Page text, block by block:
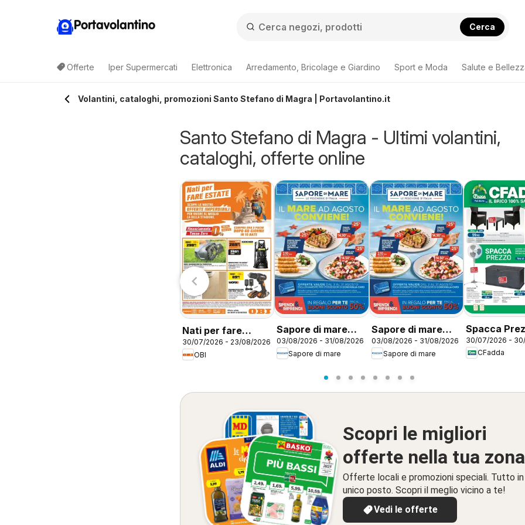
Portavolantino Cerca
Offerte Iper Supermercati Elettronica Arredamento, Bricolage e Giardino Sport e Moda Salute e
Volantini, cataloghi, promozioni Santo Stefano di Magra | Portavolantino.it
Santo Stefano di Magra - Ultimi volantini,
cataloghi, offerte online
Nati per fare
estate
30/07/2026 - 23/08/2026
OBI
Sapore di mare
volantino Brescia
03/08/2026 - 31/08/2026
Sapore di mare
Sapore di mare
volantino Piacenza
03/08/2026 - 31/08/2026
Sapore di mare
Spacca
30/07/2026 -
CFadda
Scopri le migliori
offerte nella tua zona
Offerte locali e promozioni speciali. Tutto in
unico posto. Scopri il meglio vicino a te!
Vedi le offerte